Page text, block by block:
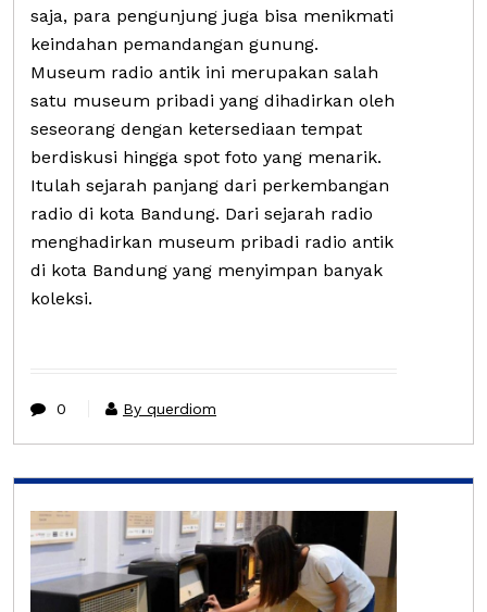
saja, para pengunjung juga bisa menikmati
keindahan pemandangan gunung.
Museum radio antik ini merupakan salah
satu museum pribadi yang dihadirkan oleh
seseorang dengan ketersediaan tempat
berdiskusi hingga spot foto yang menarik.
Itulah sejarah panjang dari perkembangan
radio di kota Bandung. Dari sejarah radio
menghadirkan museum pribadi radio antik
di kota Bandung yang menyimpan banyak
koleksi.
0 By querdiom